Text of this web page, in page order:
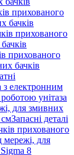
прихованого
бачків
прихованого
прихованого
бачків
з електронним
унітаза
для змивних
смЗапасні деталі
прихованого
мережі, для
8